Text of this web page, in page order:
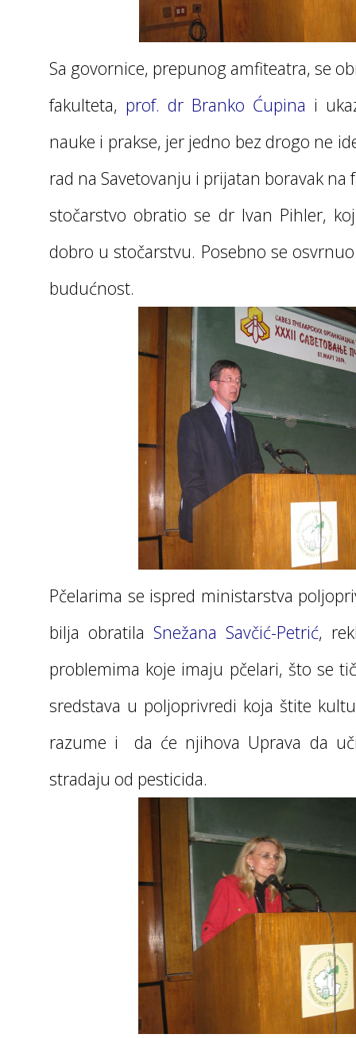
Sa govornice, prepunog amfiteatra, se
fakulteta, prof. dr Branko Ćupina i
nauke i prakse, jer jedno bez drogo ne
rad na Savetovanju i prijatan boravak
stočarstvo obratio se dr Ivan Pihler,
dobro u stočarstvu. Posebno se
budućnost.
Pčelarima se ispred ministarstva
bilja obratila Snežana Savčić-Petrić,
problemima koje imaju pčelari, što se
sredstava u poljoprivredi koja štite
razume i da će njihova Uprava da
stradaju od pesticida.